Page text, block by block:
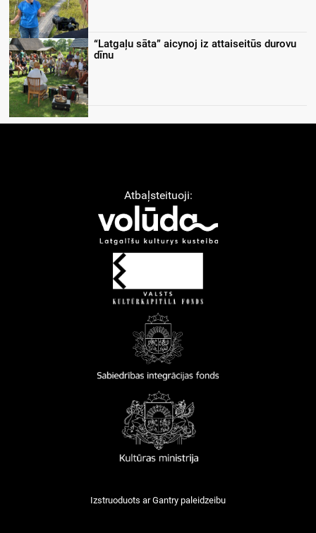
“Latgaļu sāta” aicynoj iz attaiseitūs durovu
dīnu
Atbaļsteituoji:
Izstruoduots arGantry paleidzeibu